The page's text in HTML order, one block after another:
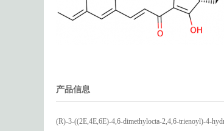
产品信息
(R)-3-((2E,4E,6E)-4,6-dimethylocta-2,4,6-trienoyl)-4-